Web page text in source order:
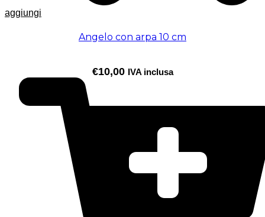
aggiungi
Angelo con arpa 10 cm
€10,00 IVA inclusa